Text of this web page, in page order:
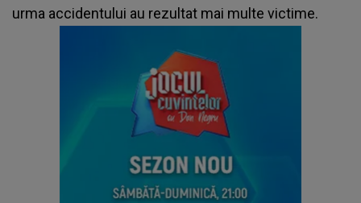
urma accidentului au rezultat mai multe victime.